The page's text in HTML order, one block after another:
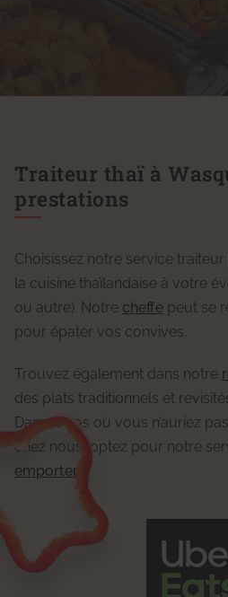
Traiteur thaï à
prestations
Choisissez notre service
la cuisine thaïlandaise à votre
ou autre). Notre cheffe peut se
pour épater vos convives.
Trouvez également dans notre
des plats traditionnels et
Dans le cas où vous n’auriez
chez nous, optez pour notre
emporter